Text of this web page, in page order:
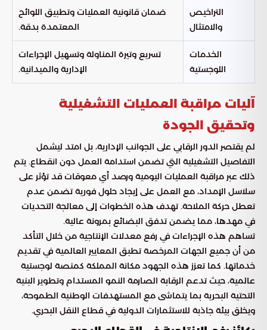
التراخيص
والامتثال
ضمان قانونية العمليات وتطبيق اللوائح
المعتمدة بدقة.
الخدمات
اللوجستية
تسريع وتيرة المناولة وتسهيل الإجراءات
الإدارية والميدانية.
آليات مراقبة العمليات التشغيلية
وتحقيق الجودة
لم يقتصر الدور الرقابي على الجوانب الإدارية، بل امتد ليشمل
التفاصيل التشغيلية التي تضمن استدامة العمل دون انقطاع. يتم
ذلك عبر مراقبة العمليات اليومية ورصد أي معوقات قد تؤثر على
سلاسل الإمداد، مع العمل على إيجاد حلول فورية تضمن عدم
تعطل حركة الملاحة. تهدف هذه الخطوات إلى معالجة التحديات
في مهدها، مما يضمن تدفق البضائع بمرونة عالية.
تساهم هذه الإجراءات في رفع معدلات الإنتاجية من خلال التأكد
من أن جميع الجهات المرخصة تطبق المعايير العالمية في تقديم
خدماتها. كما تعزز هذه الجهود مكانة المملكة كمنصة لوجستية
عالمية، حيث تدعم الرقابة الصارمة النمو المستدام وتطوير البنية
التحتية البحرية بما يتماشى مع المستهدفات الوطنية الطموحة،
ويخلق بيئة جاذبة للاستثمارات الدولية في قطاع النقل البحري.